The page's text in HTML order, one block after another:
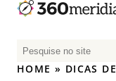
P
e
HOME » DICAS